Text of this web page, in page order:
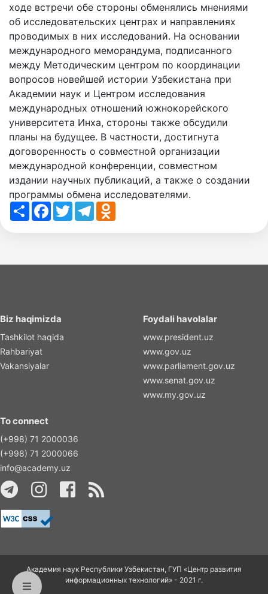
ходе встречи обе стороны обменялись мнениями
об исследовательских центрах и направлениях
проводимых в них исследований. На основании
международного меморандума, подписанного
между Методическим центром по координации
вопросов новейшей истории Узбекистана при
Академии наук и Центром исследования
международных отношений южнокорейского
университета Инха, стороны также обсудили
планы на будущее. В частности, достигнута
договоренность о совместной организации
международной конференции, совместном
издании научных публикаций, а также о создании
программы обмена исследователями.
ShareFacebook
TwitterTelegram
Biz haqimizda
Tashkilot haqida
Rahbariyat
Vakansiyalar
Foydali havolalar
www.president.uz
www.gov.uz
www.parliament.gov.uz
www.senat.gov.uz
www.my.gov.uz
To connect
(+998) 71 2000036
(+998) 71 2000066
info@academy.uz
Академия наук Республики Узбекистан, ГУП «Центр развития
информационных технологий» - 2021 г.